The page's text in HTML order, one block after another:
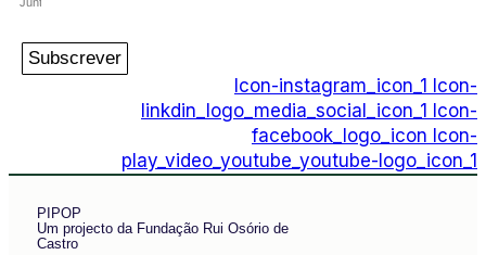
Subscrever
Icon-instagram_icon_1
Icon-
linkdin_logo_media_social_icon_1
Icon-
facebook_logo_icon Icon-
play_video_youtube_youtube-logo_icon_1
PIPOP
Um projecto da Fundação Rui Osório de
Castro